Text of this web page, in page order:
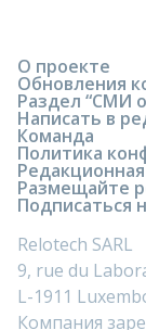
О проекте
Обновления
Раздел “СМИ о
Написать в
Команда
Политика
Размещайте
Подписаться
Relotech SARL
9, rue du
L-1911
Компания